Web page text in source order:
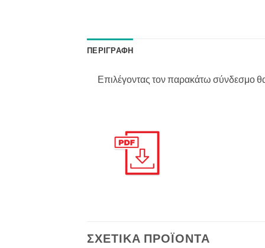
ΠΕΡΙΓΡΑΦΉ
Επιλέγοντας τον παρακάτω σύνδεσμο θα
ΣΧΕΤΙΚΆ ΠΡΟΪΌΝΤΑ